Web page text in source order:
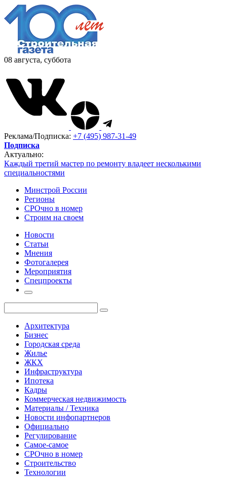
08 августа, суббота
Реклама/Подписка: +7 (495) 987-31-49
Подписка
Актуально:
Каждый третий мастер по ремонту владеет несколькими
специальностями
Минстрой России
Регионы
СРОчно в номер
Строим на своем
Новости
Статьи
Мнения
Фотогалерея
Мероприятия
Спецпроекты
Архитектура
Бизнес
Городская среда
Жилье
ЖКХ
Инфраструктура
Ипотека
Кадры
Коммерческая недвижимость
Материалы / Техника
Новости инфопартнеров
Официально
Регулирование
Самое-самое
СРОчно в номер
Строительство
Технологии